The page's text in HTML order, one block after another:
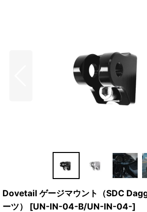
Dovetail ゲージマウント（SDC
ーツ）
[UN-IN-04-B/UN-IN-04-]